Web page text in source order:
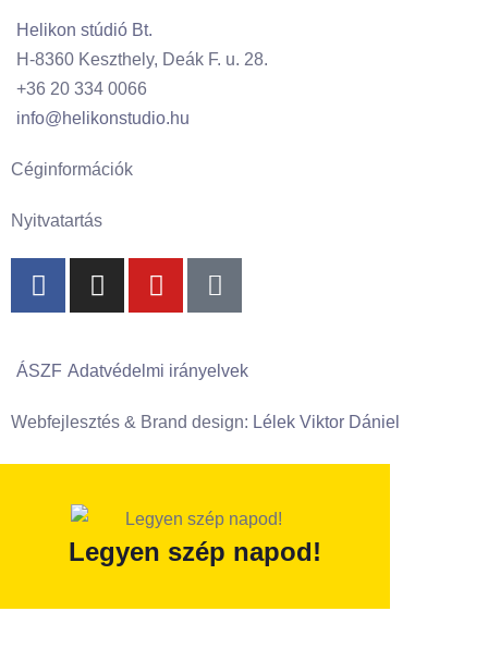
Helikon stúdió Bt.
H-8360 Keszthely, Deák F. u. 28.
+36 20 334 0066
info@helikonstudio.hu
Céginformációk
Nyitvatartás
ÁSZF Adatvédelmi irányelvek
Webfejlesztés & Brand design: Lélek Viktor Dániel
Legyen szép napod!